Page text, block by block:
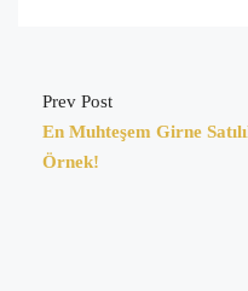
Prev Post
En Muhteşem Girne
Örnek!